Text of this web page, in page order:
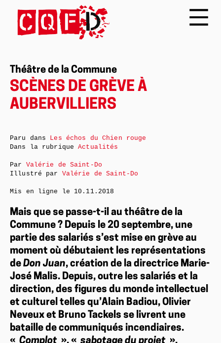
Théâtre de la Commune
SCÈNES DE GRÈVE À
AUBERVILLIERS
Mais que se passe-t-il au théâtre de la
Commune ? Depuis le 20 septembre, une
partie des salariés s’est mise en grève au
moment où débutaient les représentations
de Don Juan, création de la directrice Marie-
José Malis. Depuis, outre les salariés et la
direction, des figures du monde intellectuel
et culturel telles qu’Alain Badiou, Olivier
Neveux et Bruno Tackels se livrent une
bataille de communiqués incendiaires.
Paru dans Les échos du Chien rouge
Dans la rubriqueActualités
Par Valérie de Saint-Do
Illustré par Valérie de Saint-Do
Mis en ligne le 10.11.2018